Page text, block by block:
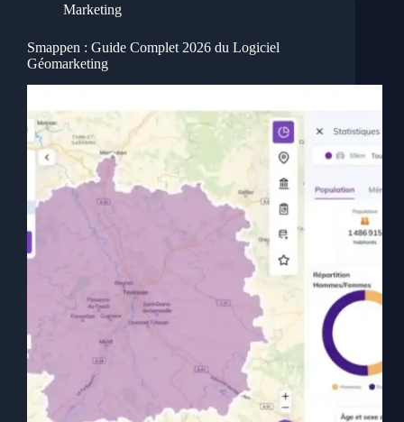
Marketing
Smappen : Guide Complet 2026 du Logiciel
Géomarketing